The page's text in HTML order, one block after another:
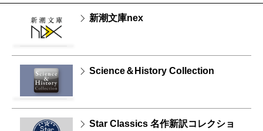
新潮文庫nex
Science＆History Collection
Star Classics 名作新訳コレクショ